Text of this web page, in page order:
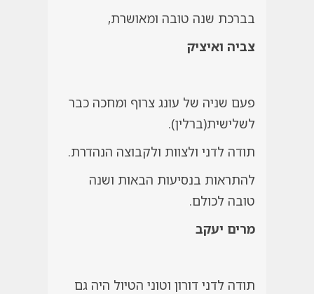
בברכת שנה טובה ומאושרת,
צביה ואיציק
פעם שניה של עונג צרוף ומחכה כבר
לשלישית(ברלין).
תודה לדני ולצוות ולקבוצה הנהדרת.
להתראות בנסיעות הבאות ושנה
טובה לכולם.
מרים יעקב
תודה לדני דורון וטוני הטיול היה גם